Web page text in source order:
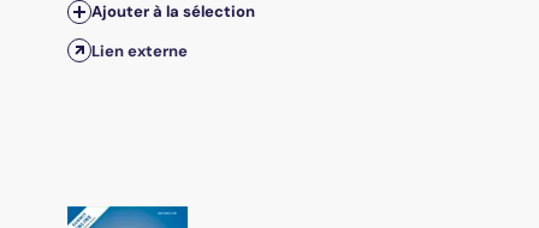
Ajouter à la sélection
Lien externe